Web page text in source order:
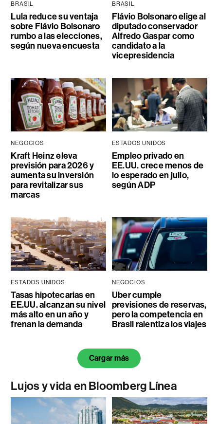
BRASIL
Lula reduce su ventaja
sobre Flávio Bolsonaro
rumbo a las elecciones,
según nueva encuesta
BRASIL
Flávio Bolsonaro elige al
diputado conservador
Alfredo Gaspar como
candidato a la
vicepresidencia
NEGOCIOS
Kraft Heinz eleva
previsión para 2026 y
aumenta su inversión
para revitalizar sus
marcas
ESTADOS UNIDOS
Empleo privado en
EE.UU. crece menos de
lo esperado en julio,
según ADP
ESTADOS UNIDOS
Tasas hipotecarias en
EE.UU. alcanzan su nivel
más alto en un año y
frenan la demanda
NEGOCIOS
Uber cumple
previsiones de reservas,
pero la competencia en
Brasil ralentiza los viajes
Cargar más
Lujos y vida en Bloomberg Línea